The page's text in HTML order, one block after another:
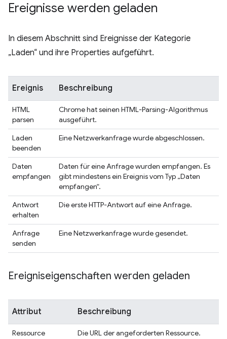
Ereignisse werden geladen
In diesem Abschnitt sind Ereignisse der Kategorie
„Laden“ und ihre Properties aufgeführt.
Ereignis Beschreibung
HTML
parsen
Chrome hat seinen HTML-Parsing-Algorithmus
ausgeführt.
Laden
beenden
Eine Netzwerkanfrage wurde abgeschlossen.
Daten
empfangen
Daten für eine Anfrage wurden empfangen. Es
gibt mindestens ein Ereignis vom Typ „Daten
empfangen“.
Antwort
erhalten
Die erste HTTP-Antwort auf eine Anfrage.
Anfrage
senden
Eine Netzwerkanfrage wurde gesendet.
Ereigniseigenschaften werden geladen
Attribut Beschreibung
Ressource
Die URL der angeforderten Ressource.